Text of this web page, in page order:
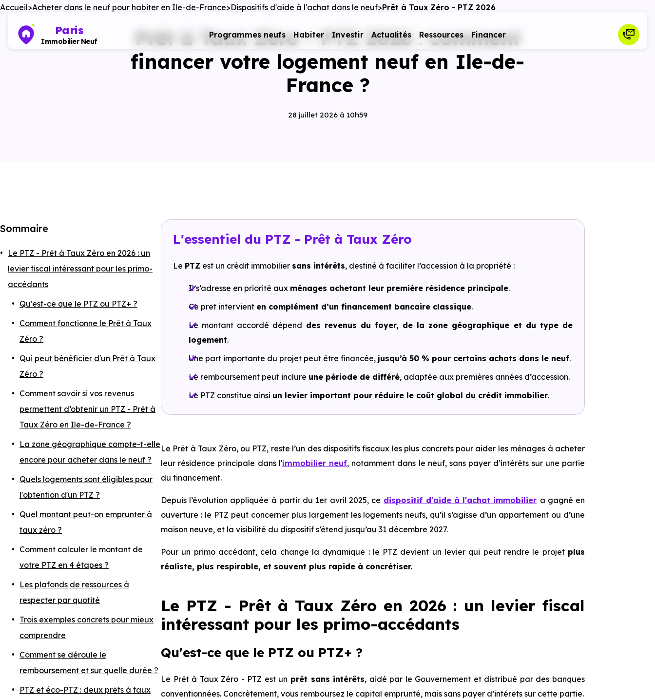
Paris
Immobilier Neuf
Programmes neufs Habiter Investir Actualités Ressources Financer
Accueil Acheter dans le neuf pour habiter en Ile-de-France Dispositifs d'aide à l'achat dans le neuf Prêt à Taux Zéro - PTZ 2026
Prêt à Taux Zéro - PTZ 2026 : comment
financer votre logement neuf en Ile-de-
France ?
28 juillet 2026 à 10h59
Sommaire
Le PTZ - Prêt à Taux Zéro en 2026 : un
levier fiscal intéressant pour les primo-
accédants
Qu'est-ce que le PTZ ou PTZ+ ?
⁠⁠Comment fonctionne le Prêt à Taux
Zéro ?
Qui peut bénéficier d'un Prêt à Taux
Zéro ?
Comment savoir si vos revenus
permettent d’obtenir un PTZ - Prêt à
Taux Zéro en Ile-de-France ?
La zone géographique compte-t-elle
encore pour acheter dans le neuf ?
Quels⁠⁠ logements sont éligibles pour
l'obtention d'un PTZ ?
Quel montant peut-on emprunter à
taux zéro ?
Comment calculer le montant de
votre PTZ en 4 étapes ?
Les plafonds de ressources à
respecter par quotité
Trois exemples concrets pour mieux
comprendre
Comment se déroule le
remboursement et sur quelle durée ?
PTZ et éco-PTZ : deux prêts à taux
L'essentiel du PTZ - Prêt à Taux Zéro
Le PTZ est un crédit immobilier sans intérêts, destiné à faciliter l’accession à la propriété :
Il s’adresse en priorité aux ménages achetant leur première résidence principale.
Ce prêt intervient en complément d’un financement bancaire classique.
Le montant accordé dépend des revenus du foyer, de la zone géographique et du type de
logement.
Une part importante du projet peut être financée, jusqu’à 50 % pour certains achats dans le neuf.
Le remboursement peut inclure une période de différé, adaptée aux premières années d’accession.
Le PTZ constitue ainsi un levier important pour réduire le coût global du crédit immobilier.
Le Prêt à Taux Zéro, ou PTZ, reste l’un des dispositifs fiscaux les plus concrets pour aider les ménages à acheter
leur résidence principale dans l'immobilier neuf, notamment dans le neuf, sans payer d’intérêts sur une partie
du financement.
Depuis l’évolution appliquée à partir du 1er avril 2025, ce dispositif d'aide à l'achat immobilier a gagné en
ouverture : le PTZ peut concerner plus largement les logements neufs, qu’il s’agisse d’un appartement ou d’une
maison neuve, et la visibilité du dispositif s’étend jusqu’au 31 décembre 2027.
Pour un primo accédant, cela change la dynamique : le PTZ devient un levier qui peut rendre le projet plus
réaliste, plus respirable, et souvent plus rapide à concrétiser.
Le PTZ - Prêt à Taux Zéro en 2026 : un levier fiscal
intéressant pour les primo-accédants
Qu'est-ce que le PTZ ou PTZ+ ?
Le Prêt à Taux Zéro - PTZ est un prêt sans intérêts, aidé par le Gouvernement et distribué par des banques
conventionnées. Concrètement, vous remboursez le capital emprunté, mais sans payer d’intérêts sur cette partie.